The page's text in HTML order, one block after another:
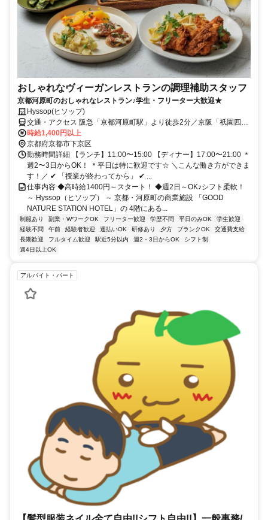
おしゃれなヴィーガンレストランの調理補助スタッフ
京都河原町のおしゃれなレストラン♪学生・フリーター大歓迎★
Hyssop(ヒソップ)
交通・アクセス 阪急「京都河原町駅」より徒歩2分／京阪「祇園四条
駅」より徒歩5分
時給1,400円以上
京都府京都市下京区
勤務時間詳細 【ランチ】11:00〜15:00 【ディナー】17:00〜21:00 ＊
週2〜3日からOK！ ＊平日は特に歓迎です☆ ＼こんな働き方ができま
す！／ ✔ 「授業が終わってから」 ✔ ...
仕事内容 ◆高時給1400円～スタート！ ◆週2日～OK♪シフト柔軟！
～ Hyssop（ヒソップ） ～ 京都・河原町の商業施設 「GOOD
NATURE STATION HOTEL」の 4階にある...
制服あり 副業・WワークOK フリーター歓迎 学歴不問 平日のみOK
学生歓迎
経験不問
午前 経験者歓迎 週払いOK 研修あり 夕方 ブランクOK
交通費支給
長期歓迎
フルタイム歓迎 駅近5分以内 週2・3日からOK
シフト制
週4日以上OK
アルバイト・パート